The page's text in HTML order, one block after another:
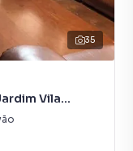
35
Vila